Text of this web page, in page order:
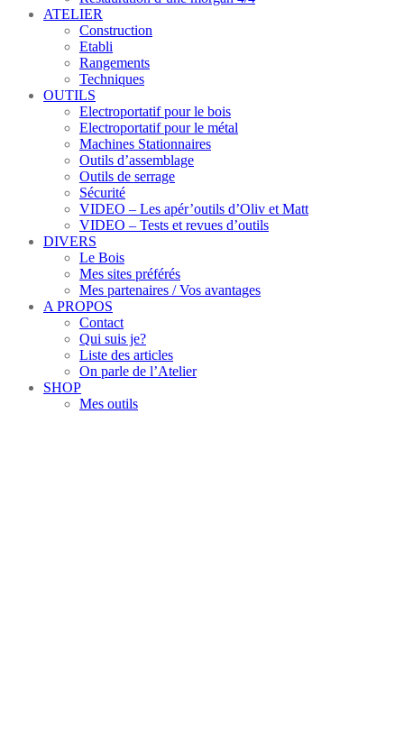
ATELIER
Construction
Etabli
Rangements
Techniques
OUTILS
Electroportatif pour le bois
Electroportatif pour le métal
Machines Stationnaires
Outils d’assemblage
Outils de serrage
Sécurité
VIDEO – Les apér’outils d’Oliv et Matt
VIDEO – Tests et revues d’outils
DIVERS
Le Bois
Mes sites préférés
Mes partenaires / Vos avantages
A PROPOS
Contact
Qui suis je?
Liste des articles
On parle de l’Atelier
SHOP
Mes outils